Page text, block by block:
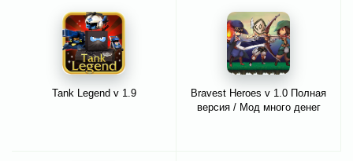
Tank Legend v 1.9
Bravest Heroes v 1.0 Полная
версия / Мод много денег